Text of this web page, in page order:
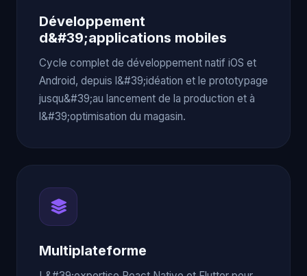
Développement
d&#39;applications mobiles
Cycle complet de développement natif iOS et
Android, depuis l&#39;idéation et le prototypage
jusqu&#39;au lancement de la production et à
l&#39;optimisation du magasin.
Multiplateforme